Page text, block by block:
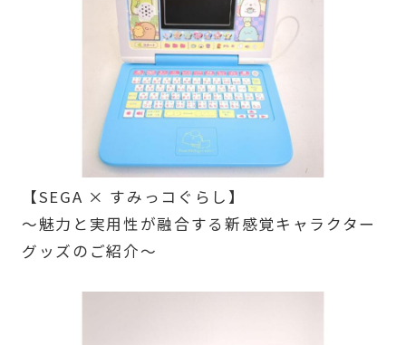
【SEGA × すみっコぐらし】
～魅力と実用性が融合する新感覚キャラクター
グッズのご紹介～